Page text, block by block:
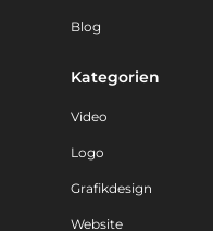
Blog
Kategorien
Video
Logo
Grafikdesign
Website